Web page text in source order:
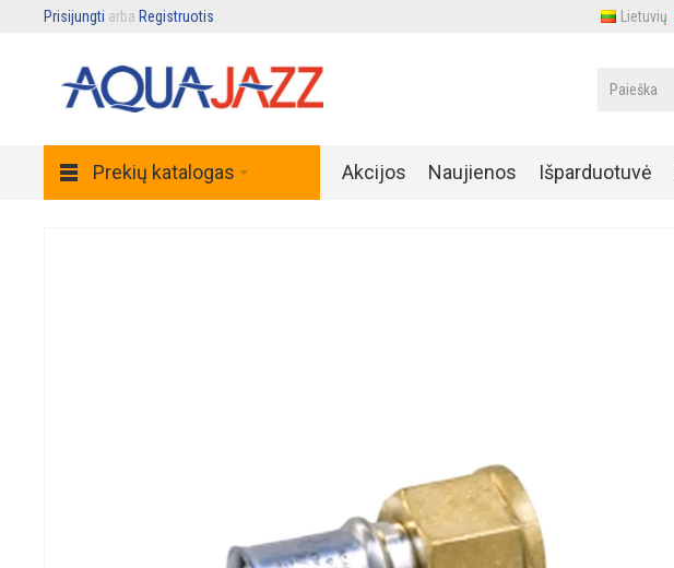
Prisijungti arba Registruotis Lietuvių
Prekių katalogas Akcijos Naujienos Išparduotuvė